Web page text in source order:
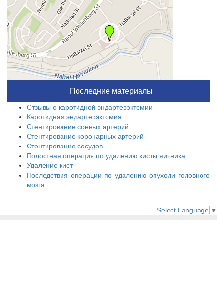
Последние материалы
Отзывы о каротидной эндартерэктомии
Каротидная эндартерэктомия
Стентирование сонных артерий
Стентирование коронарных артерий
Стентирование сосудов
Полостная операция по удалению кисты яичника
Удаление кист
Последствия операции по удалению опухоли головного
мозга
Select Language ▼